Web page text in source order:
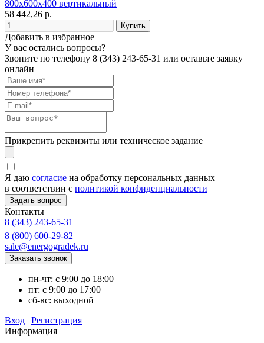
800x600x400 вертикальный
58 442,26 р.
Добавить в избранное
У вас остались вопросы?
Звоните по телефону 8 (343) 243-65-31 или оставьте заявку
онлайн
Прикрепить реквизиты или техническое задание
Я даю согласие на обработку персональных данных
в соответствии с политикой конфиденциальности
Контакты
8 (343) 243-65-31
8 (800) 600-29-82
sale@energogradek.ru
пн-чт: с 9:00 до 18:00
пт: с 9:00 до 17:00
сб-вс: выходной
Вход | Регистрация
Информация